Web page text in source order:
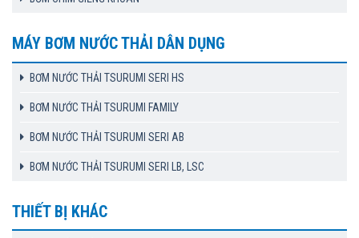
MÁY BƠM NƯỚC THẢI DÂN DỤNG
BƠM NƯỚC THẢI TSURUMI SERI HS
BƠM NƯỚC THẢI TSURUMI FAMILY
BƠM NƯỚC THẢI TSURUMI SERI AB
BƠM NƯỚC THẢI TSURUMI SERI LB, LSC
THIẾT BỊ KHÁC